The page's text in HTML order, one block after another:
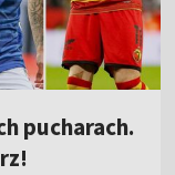
pucharach.